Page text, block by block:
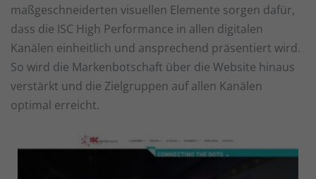
maßgeschneiderten visuellen Elemente sorgen dafür,
dass die ISC High Performance in allen digitalen
Kanälen einheitlich und ansprechend präsentiert wird.
So wird die Markenbotschaft über die Website hinaus
verstärkt und die Zielgruppen auf allen Kanälen
optimal erreicht.
Datenschutzerklärung Impressum